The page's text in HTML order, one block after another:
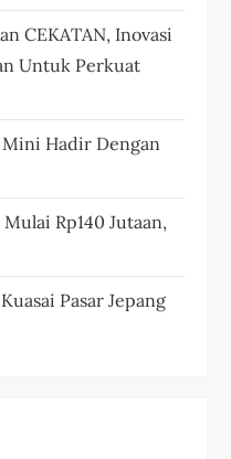
CEKATAN, Inovasi
Untuk Perkuat
Mini Hadir Dengan
Rp140 Jutaan,
Pasar Jepang